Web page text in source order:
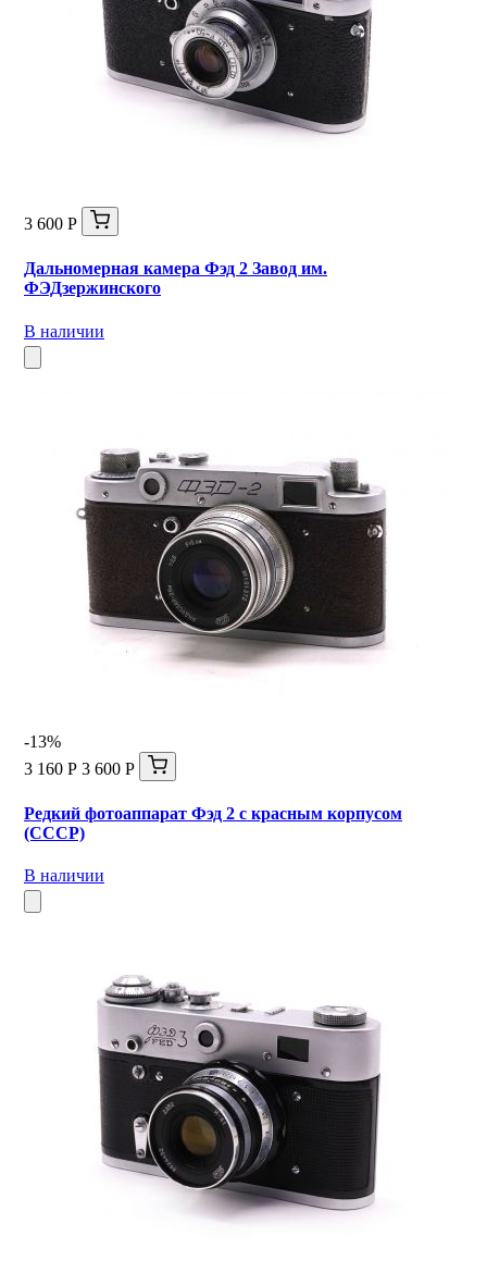
3 600 Р
Дальномерная камера Фэд 2 Завод им.
ФЭДзержинского
В наличии
-13%
3 160 Р 3 600 Р
Редкий фотоаппарат Фэд 2 с красным корпусом
(СССР)
В наличии